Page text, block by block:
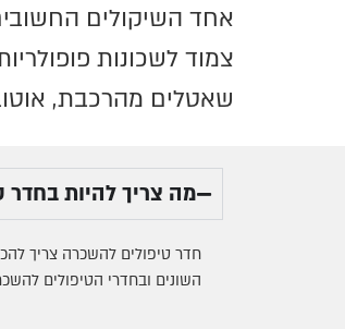
אחד השיקולים
צמוד לשכונות
שאטלים מהרכבת,
מה צריך להיות בחדר
חדר טיפולים להשכרה צריך
השונים ובחדרי הטיפולים